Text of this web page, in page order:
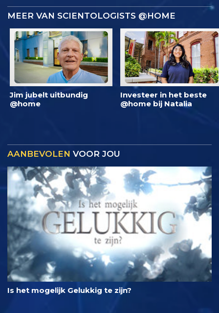
MEER VAN SCIENTOLOGISTS @HOME
Jim jubelt uitbundig
@home
Investeer in het beste
@home bij Natalia
AANBEVOLEN VOOR JOU
Is het mogelijk Gelukkig te zijn?